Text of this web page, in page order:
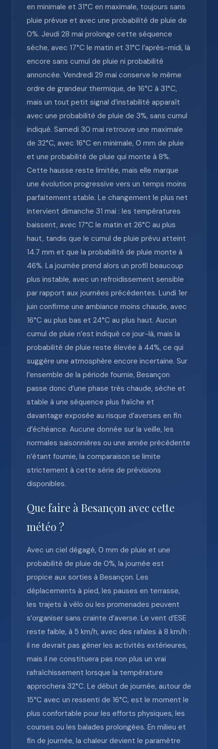
en minimale et 31°C en maximale, toujours sans
pluie prévue et avec une probabilité de pluie de
0%. Jeudi 28 mai prolonge cette séquence
sèche, avec 17°C le matin et 31°C l’après-midi, là
encore sans cumul de pluie ni probabilité
annoncée. Vendredi 29 mai conserve le même
ordre de grandeur thermique, de 16°C à 31°C,
mais un tout petit signal d’instabilité apparaît
avec une probabilité de pluie de 3%, sans cumul
indiqué. Samedi 30 mai retrouve une maximale
de 32°C, avec 16°C en minimale, 0 mm de pluie
et une probabilité de pluie qui monte à 8%.
Cette hausse reste limitée, mais elle marque
une évolution progressive vers un temps moins
parfaitement stable. Le changement le plus net
intervient dimanche 31 mai : les températures
baissent, avec 17°C le matin et 26°C au plus
haut, tandis que le cumul de pluie prévu atteint
14.7 mm et que la probabilité de pluie monte à
46%. La journée prend alors un profil beaucoup
plus instable, avec un refroidissement sensible
par rapport aux journées précédentes. Lundi 1er
juin confirme une ambiance moins chaude, avec
16°C au plus bas et 24°C au plus haut. Aucun
cumul de pluie n’est indiqué ce jour-là, mais la
probabilité de pluie reste élevée à 44%, ce qui
suggère une atmosphère encore incertaine. Sur
l’ensemble de la période fournie, Besançon
passe donc d’une phase très chaude, sèche et
stable à une séquence plus fraîche et
davantage exposée au risque d’averses en fin
d’échéance. Aucune donnée sur la veille, les
normales saisonnières ou une année précédente
n’étant fournie, la comparaison se limite
strictement à cette série de prévisions
disponibles.
Que faire à Besançon avec cette
météo ?
Avec un ciel dégagé, 0 mm de pluie et une
probabilité de pluie de 0%, la journée est
propice aux sorties à Besançon. Les
déplacements à pied, les pauses en terrasse,
les trajets à vélo ou les promenades peuvent
s’organiser sans crainte d’averse. Le vent d’ESE
reste faible, à 5 km/h, avec des rafales à 8 km/h :
il ne devrait pas gêner les activités extérieures,
mais il ne constituera pas non plus un vrai
rafraîchissement lorsque la température
approchera 32°C. Le début de journée, autour de
15°C avec un ressenti de 16°C, est le moment le
plus confortable pour les efforts physiques, les
courses ou les balades prolongées. En milieu et
fin de journée, la chaleur devient le paramètre